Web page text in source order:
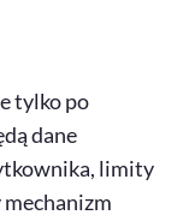
tylko po
dane
limity